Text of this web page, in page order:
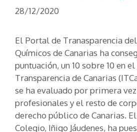
28/12/2020
El Portal de Tranasparencia
Químicos de Canarias ha
puntuación, un 10 sobre 10 en
Transparencia de Canarias
se ha evaluado por primera
profesionales y el resto de
derecho público de Canarias.
Colegio, Iñigo Jáudenes, ha